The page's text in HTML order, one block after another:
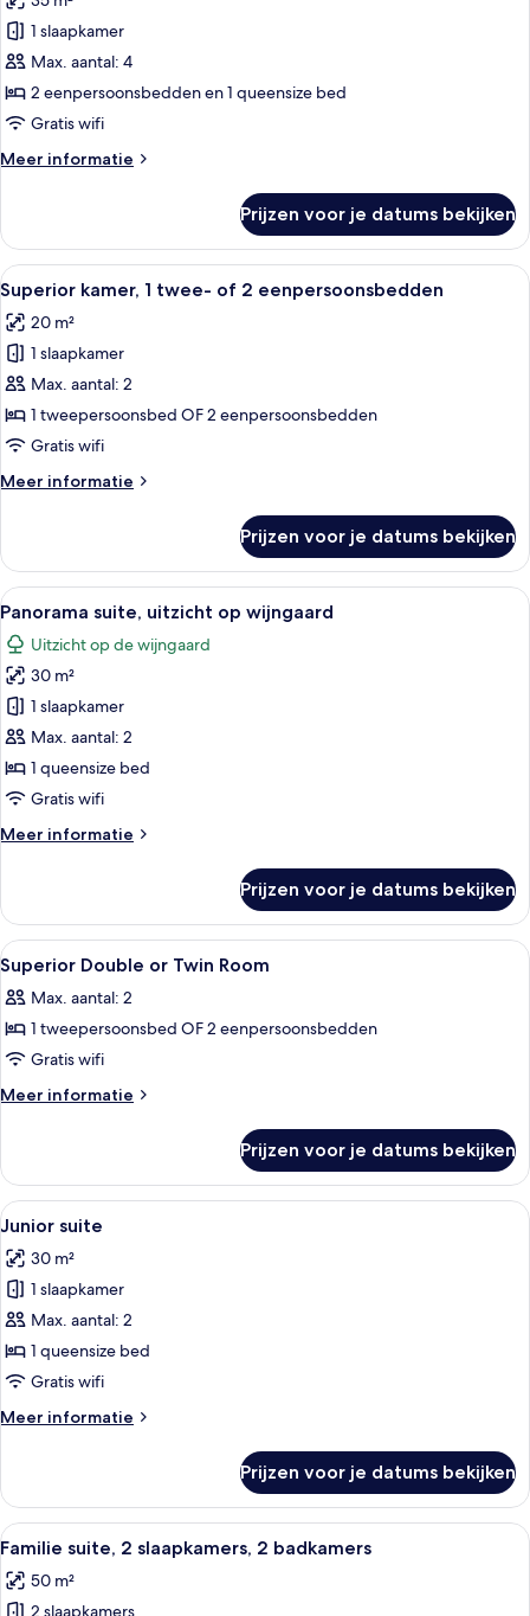
2
eenpersoonsbedden
voor
Familie
vierpersoonskamer,
2
slaapkamers
1 slaapkamer
Max. aantal: 4
2 eenpersoonsbedden en 1 queensize bed
Gratis wifi
Meer informatie
Meer
vierpersoonskamer,
slaapkamers
Prijzen voor je datums bekijken
Alle
foto's
voor
Superior
kamer,
1
twee-
2
Een slaapkamer met een houten
7
Superior kamer, 1 twee- of 2 eenpersoonsbedden
20 m²
1 slaapkamer
Max. aantal: 2
1 tweepersoonsbed OF 2 eenpersoonsbedden
Gratis wifi
Meer informatie
Meer
kamer,
twee-
of
2
eenpersoonsbedden
Prijzen voor je datums bekijken
Alle
foto's
voor
Panorama
suite,
uitzicht
op
wijngaard
Een slaapkamer met een hemelbed,
8
Panorama suite, uitzicht op wijngaard
Uitzicht op de wijngaard
30 m²
1 slaapkamer
Max. aantal: 2
1 queensize bed
Gratis wifi
Meer informatie
Meer
suite,
uitzicht
op
wijngaard
Prijzen voor je datums bekijken
Alle
foto's
voor
Superior
Double
or
laden
Een slaapkamer met een houten
12
Superior Double or Twin Room
Max. aantal: 2
1 tweepersoonsbed OF 2 eenpersoonsbedden
Gratis wifi
Meer informatie
Meer
Double
or
Twin
Prijzen voor je datums bekijken
Alle
foto's
voor
Junior
suite
laden
Een hemelbed, een houten
6
Junior suite
30 m²
1 slaapkamer
Max. aantal: 2
1 queensize bed
Gratis wifi
Meer informatie
Meer
suite
Prijzen voor je datums bekijken
Alle
foto's
voor
Een gezellige woonkamer met een
4
Familie suite, 2 slaapkamers, 2 badkamers
50 m²
2 slaapkamers